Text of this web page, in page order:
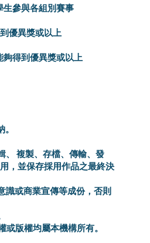
生參與各組別賽事
優異獎或以上
得到優異獎或以上
、 複製、存檔、傳輸、發
，並保存採用作品之最終決
識或商業宣傳等成份，否則
版權均屬本機構所有。